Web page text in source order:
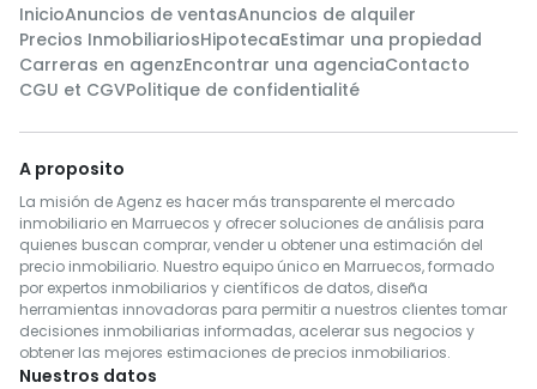
InicioAnuncios de ventasAnuncios de alquiler
Precios InmobiliariosHipotecaEstimar una propiedad
Carreras en agenzEncontrar una agenciaContacto
CGU et CGVPolitique de confidentialité
A proposito
La misión de Agenz es hacer más transparente el mercado
inmobiliario en Marruecos y ofrecer soluciones de análisis para
quienes buscan comprar, vender u obtener una estimación del
precio inmobiliario. Nuestro equipo único en Marruecos, formado
por expertos inmobiliarios y científicos de datos, diseña
herramientas innovadoras para permitir a nuestros clientes tomar
decisiones inmobiliarias informadas, acelerar sus negocios y
obtener las mejores estimaciones de precios inmobiliarios.
Nuestros datos